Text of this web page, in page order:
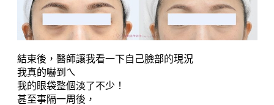
結束後，醫師讓我看一下自己臉部的現況
我真的嚇到ㄟ
我的眼袋整個淡了不少！
甚至事隔一周後，